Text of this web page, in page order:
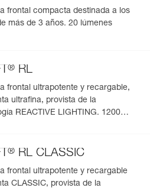
frontal compacta destinada a los
más de 3 años. 20 lúmenes
® RL
frontal ultrapotente y recargable,
ultrafina, provista de la
REACTIVE LIGHTING. 1200
® RL CLASSIC
frontal ultrapotente y recargable
CLASSIC, provista de la